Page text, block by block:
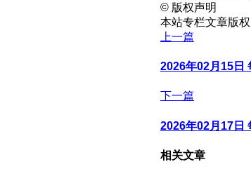
© 版权声明
本站专栏文章版
上一篇
2026年02月15日
下一篇
2026年02月17日
相关文章